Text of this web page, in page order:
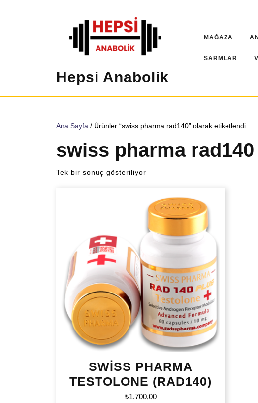
Hepsi Anabolik
MAĞAZA
SARMLAR
Ana Sayfa / Ürünler “swiss pharma rad140” olarak etiketlendi
swiss pharma rad140
Tek bir sonuç gösteriliyor
SWİSS PHARMA
TESTOLONE (RAD140)
₺1.700,00